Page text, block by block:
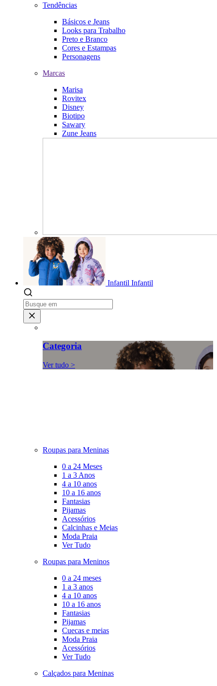
Tendências
Básicos e Jeans
Looks para Trabalho
Preto e Branco
Cores e Estampas
Personagens
Marcas
Marisa
Rovitex
Disney
Biotipo
Sawary
Zune Jeans
Infantil Infantil
Categoria
Ver tudo >
Roupas para Meninas
0 a 24 Meses
1 a 3 Anos
4 a 10 anos
10 a 16 anos
Fantasias
Pijamas
Acessórios
Calcinhas e Meias
Moda Praia
Ver Tudo
Roupas para Meninos
0 a 24 meses
1 a 3 anos
4 a 10 anos
10 a 16 anos
Fantasias
Pijamas
Cuecas e meias
Moda Praia
Acessórios
Ver Tudo
Calçados para Meninas